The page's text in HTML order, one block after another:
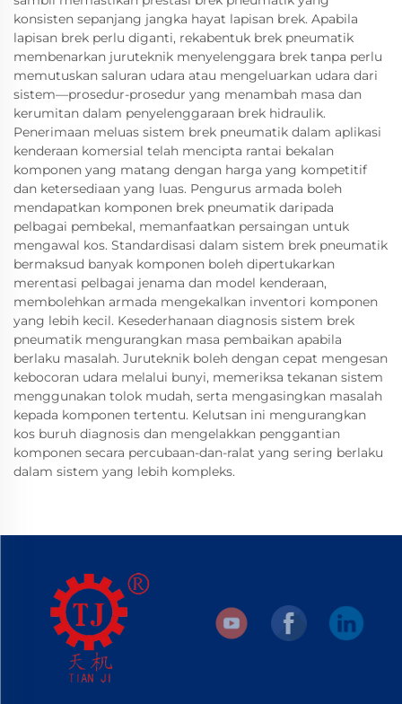
konsisten sepanjang jangka hayat lapisan brek. Apabila
lapisan brek perlu diganti, rekabentuk brek pneumatik
membenarkan juruteknik menyelenggara brek tanpa perlu
memutuskan saluran udara atau mengeluarkan udara dari
sistem—prosedur-prosedur yang menambah masa dan
kerumitan dalam penyelenggaraan brek hidraulik.
Penerimaan meluas sistem brek pneumatik dalam aplikasi
kenderaan komersial telah mencipta rantai bekalan
komponen yang matang dengan harga yang kompetitif
dan ketersediaan yang luas. Pengurus armada boleh
mendapatkan komponen brek pneumatik daripada
pelbagai pembekal, memanfaatkan persaingan untuk
mengawal kos. Standardisasi dalam sistem brek pneumatik
bermaksud banyak komponen boleh dipertukarkan
merentasi pelbagai jenama dan model kenderaan,
membolehkan armada mengekalkan inventori komponen
yang lebih kecil. Kesederhanaan diagnosis sistem brek
pneumatik mengurangkan masa pembaikan apabila
berlaku masalah. Juruteknik boleh dengan cepat mengesan
kebocoran udara melalui bunyi, memeriksa tekanan sistem
menggunakan tolok mudah, serta mengasingkan masalah
kepada komponen tertentu. Kelutsan ini mengurangkan
kos buruh diagnosis dan mengelakkan penggantian
komponen secara percubaan-dan-ralat yang sering berlaku
dalam sistem yang lebih kompleks.